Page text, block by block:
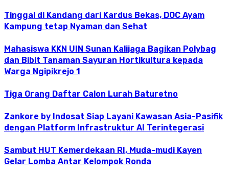
Tinggal di Kandang dari Kardus Bekas, DOC Ayam
Kampung tetap Nyaman dan Sehat
Mahasiswa KKN UIN Sunan Kalijaga Bagikan Polybag
dan Bibit Tanaman Sayuran Hortikultura kepada
Warga Ngipikrejo 1
Tiga Orang Daftar Calon Lurah Baturetno
Zankore by Indosat Siap Layani Kawasan Asia-Pasifik
dengan Platform Infrastruktur AI Terintegerasi
Sambut HUT Kemerdekaan RI, Muda-mudi Kayen
Gelar Lomba Antar Kelompok Ronda